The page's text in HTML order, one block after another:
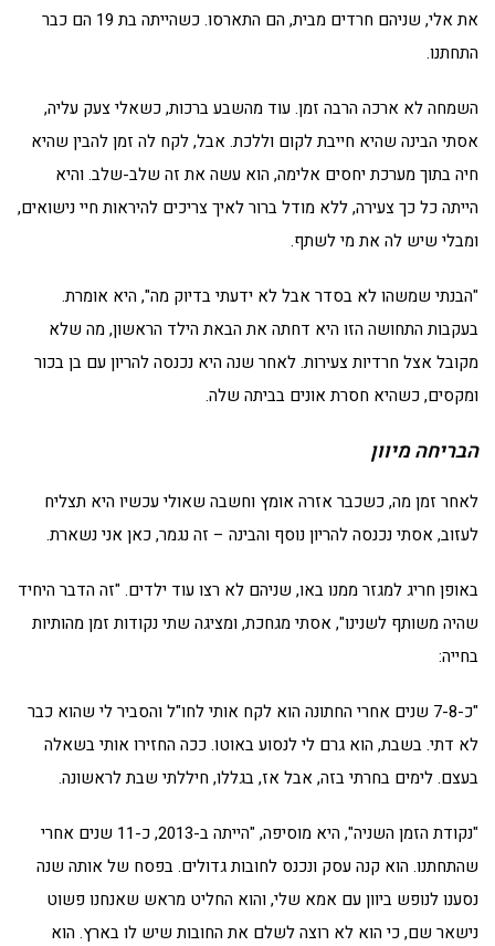
את אלי, שניהם חרדים מבית, הם התארסו. כשהייתה בת 19 הם כבר
התחתנו.
השמחה לא ארכה הרבה זמן. עוד מהשבע ברכות, כשאלי צעק עליה,
אסתי הבינה שהיא חייבת לקום וללכת. אבל, לקח לה זמן להבין שהיא
חיה בתוך מערכת יחסים אלימה, הוא עשה את זה שלב-שלב. והיא
הייתה כל כך צעירה, ללא מודל ברור לאיך צריכים להיראות חיי נישואים,
ומבלי שיש לה את מי לשתף.
"הבנתי שמשהו לא בסדר אבל לא ידעתי בדיוק מה", היא אומרת.
בעקבות התחושה הזו היא דחתה את הבאת הילד הראשון, מה שלא
מקובל אצל חרדיות צעירות. לאחר שנה היא נכנסה להריון עם בן בכור
ומקסים, כשהיא חסרת אונים בביתה שלה.
הבריחה מיוון
לאחר זמן מה, כשכבר אזרה אומץ וחשבה שאולי עכשיו היא תצליח
לעזוב, אסתי נכנסה להריון נוסף והבינה – זה נגמר, כאן אני נשארת.
באופן חריג למגזר ממנו באו, שניהם לא רצו עוד ילדים. "זה הדבר היחיד
שהיה משותף לשנינו", אסתי מגחכת, ומציגה שתי נקודות זמן מהותיות
בחייה:
"כ-7-8 שנים אחרי החתונה הוא לקח אותי לחו"ל והסביר לי שהוא כבר
לא דתי. בשבת, הוא גרם לי לנסוע באוטו. ככה החזירו אותי בשאלה
בעצם. לימים בחרתי בזה, אבל אז, בגללו, חיללתי שבת לראשונה.
"נקודת הזמן השניה", היא מוסיפה, "הייתה ב-2013, כ-11 שנים אחרי
שהתחתנו. הוא קנה עסק ונכנס לחובות גדולים. בפסח של אותה שנה
נסענו לנופש ביוון עם אמא שלי, והוא החליט מראש שאנחנו פשוט
נישאר שם, כי הוא לא רוצה לשלם את החובות שיש לו בארץ. הוא